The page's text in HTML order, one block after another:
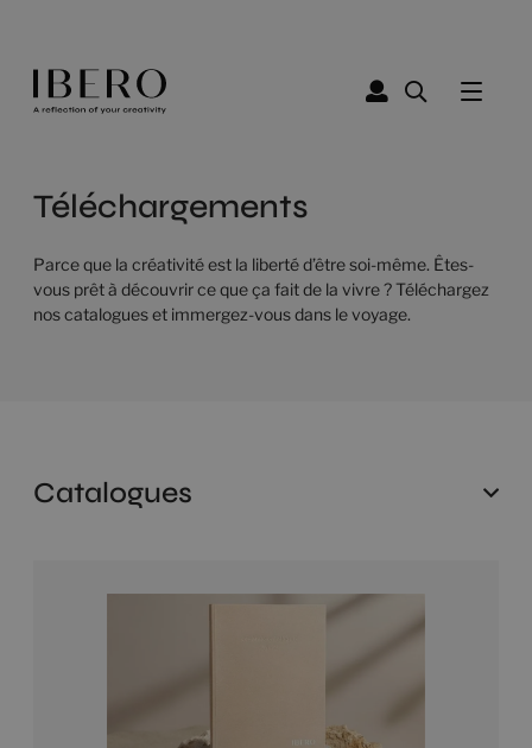
Téléchargements
Parce que la créativité est la liberté d’être soi-même. Êtes-
vous prêt à découvrir ce que ça fait de la vivre ? Téléchargez
nos catalogues et immergez-vous dans le voyage.
Catalogues